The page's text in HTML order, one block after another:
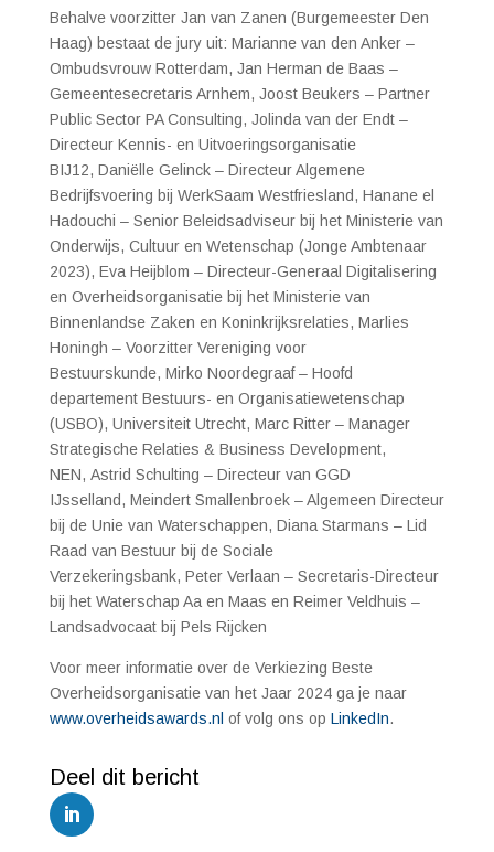
Behalve voorzitter Jan van Zanen (Burgemeester Den
Haag) bestaat de jury uit: Marianne van den Anker –
Ombudsvrouw Rotterdam, Jan Herman de Baas –
Gemeentesecretaris Arnhem, Joost Beukers – Partner
Public Sector PA Consulting, Jolinda van der Endt –
Directeur Kennis- en Uitvoeringsorganisatie
BIJ12, Daniëlle Gelinck – Directeur Algemene
Bedrijfsvoering bij WerkSaam Westfriesland, Hanane el
Hadouchi – Senior Beleidsadviseur bij het Ministerie van
Onderwijs, Cultuur en Wetenschap (Jonge Ambtenaar
2023), Eva Heijblom – Directeur-Generaal Digitalisering
en Overheidsorganisatie bij het Ministerie van
Binnenlandse Zaken en Koninkrijksrelaties, Marlies
Honingh – Voorzitter Vereniging voor
Bestuurskunde, Mirko Noordegraaf – Hoofd
departement Bestuurs- en Organisatiewetenschap
(USBO), Universiteit Utrecht, Marc Ritter – Manager
Strategische Relaties & Business Development,
NEN, Astrid Schulting – Directeur van GGD
IJsselland, Meindert Smallenbroek – Algemeen Directeur
bij de Unie van Waterschappen, Diana Starmans – Lid
Raad van Bestuur bij de Sociale
Verzekeringsbank, Peter Verlaan – Secretaris-Directeur
bij het Waterschap Aa en Maas en Reimer Veldhuis –
Landsadvocaat bij Pels Rijcken
Voor meer informatie over de Verkiezing Beste
Overheidsorganisatie van het Jaar 2024 ga je naar
www.overheidsawards.nl of volg ons op LinkedIn.